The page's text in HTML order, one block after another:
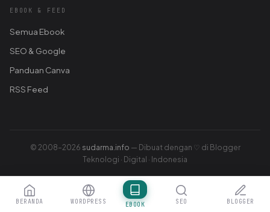
EBOOK & FEED
Semua Ebook
SEO & Google
Panduan Canva
RSS Feed
© 2008–2026 sudarma.info — Dibuat dengan ♡ di Blogger
Teknologi · Digital · Indonesia
BERANDA WORDPRESS EBOOK SEO BLOGGER